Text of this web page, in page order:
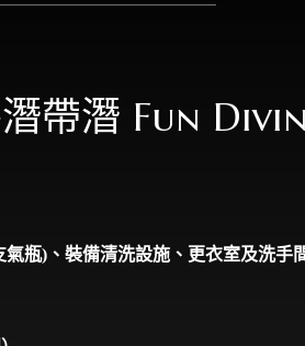
帶潛 Fun
氣瓶) 、裝備清洗設施 、 更衣室及洗手